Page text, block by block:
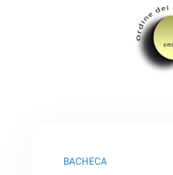
BACHECA